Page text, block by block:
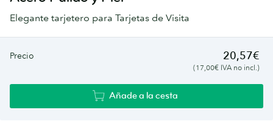
Elegante tarjetero para Tarjetas de Visita
Precio 20,57€
(17,00€ IVA no incl.)
Añade a la cesta